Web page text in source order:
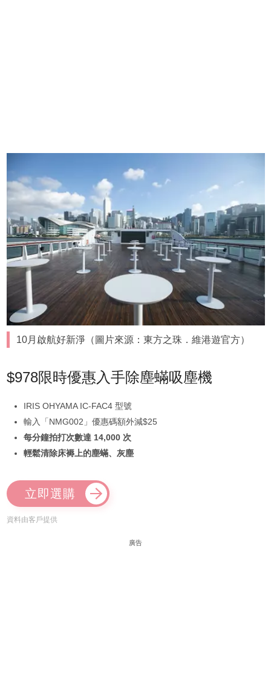
10月啟航好新淨（圖片來源：東方之珠．維港遊官方）
$978限時優惠入手除塵蟎吸塵機
IRIS OHYAMA IC-FAC4 型號
輸入「NMG002」優惠碼額外減$25
每分鐘拍打次數達 14,000 次
輕鬆清除床褥上的塵蟎、灰塵
立即選購
資料由客戶提供
廣告